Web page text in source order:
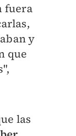
fuera
y
que
las